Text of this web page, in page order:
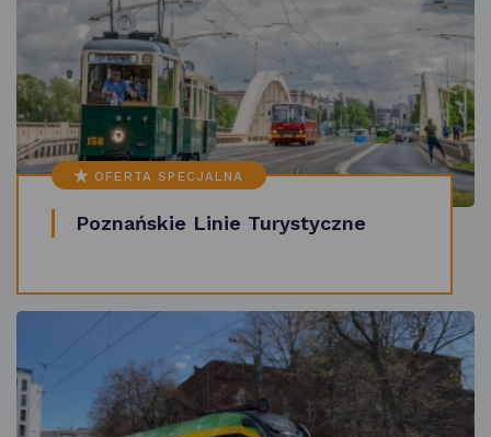
OFERTA SPECJALNA
Poznańskie Linie Turystyczne